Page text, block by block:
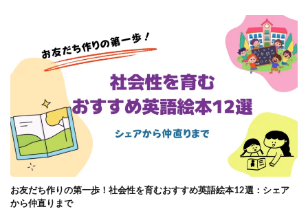
お友だち作りの第一歩！社会性を育むおすすめ英語絵本12選：シェア
から仲直りまで